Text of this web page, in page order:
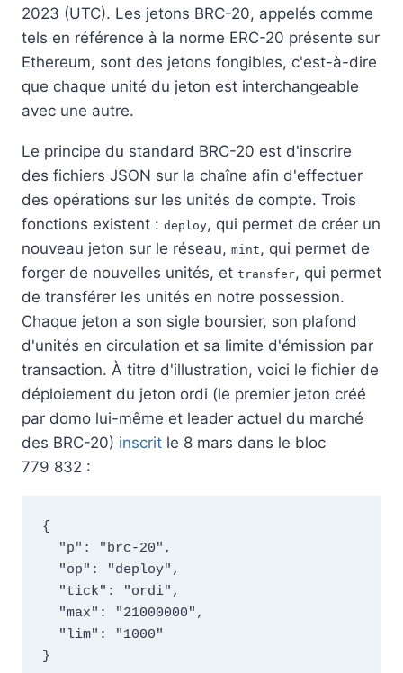
2023 (UTC). Les jetons BRC-20, appelés comme
tels en référence à la norme ERC-20 présente sur
Ethereum, sont des jetons fongibles, c'est-à-dire
que chaque unité du jeton est interchangeable
avec une autre.
Le principe du standard BRC-20 est d'inscrire
des fichiers JSON sur la chaîne afin d'effectuer
des opérations sur les unités de compte. Trois
fonctions existent : deploy, qui permet de créer un
nouveau jeton sur le réseau, mint, qui permet de
forger de nouvelles unités, et transfer, qui permet
de transférer les unités en notre possession.
Chaque jeton a son sigle boursier, son plafond
d'unités en circulation et sa limite d'émission par
transaction. À titre d'illustration, voici le fichier de
déploiement du jeton ordi (le premier jeton créé
par domo lui-même et leader actuel du marché
des BRC-20) inscrit le 8 mars dans le bloc
779 832 :
{
}